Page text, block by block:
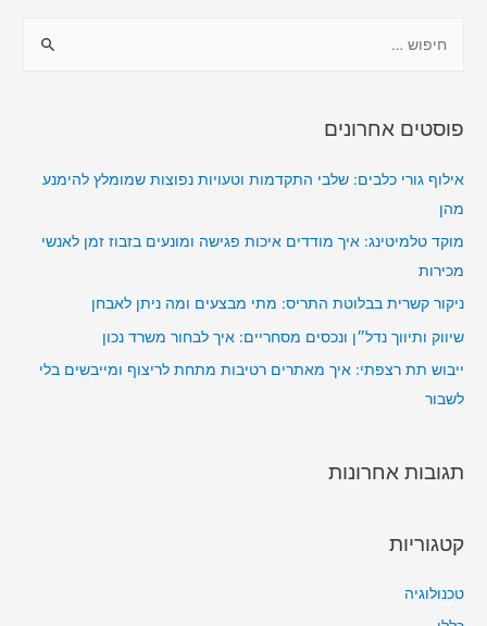
:
פוסטים אחרונים
אילוף גורי כלבים: שלבי התקדמות וטעויות נפוצות שמומלץ להימנע
מהן
מוקד טלמיטינג: איך מודדים איכות פגישה ומונעים בזבוז זמן לאנשי
מכירות
ניקור קשרית בבלוטת התריס: מתי מבצעים ומה ניתן לאבחן
שיווק ותיווך נדל״ן ונכסים מסחריים: איך לבחור משרד נכון
ייבוש תת רצפתי: איך מאתרים רטיבות מתחת לריצוף ומייבשים בלי
לשבור
תגובות אחרונות
קטגוריות
טכנולוגיה